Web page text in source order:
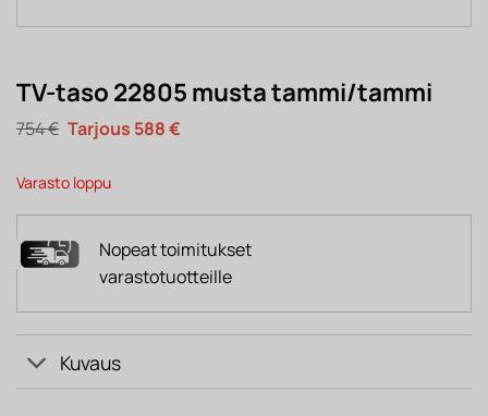
TV-taso 22805 musta tammi/tammi
754€ Alkuperäinen
hinta
754 €.
588€Nykyinen
Varasto loppu
Nopeat toimitukset
varastotuotteille
Kuvaus